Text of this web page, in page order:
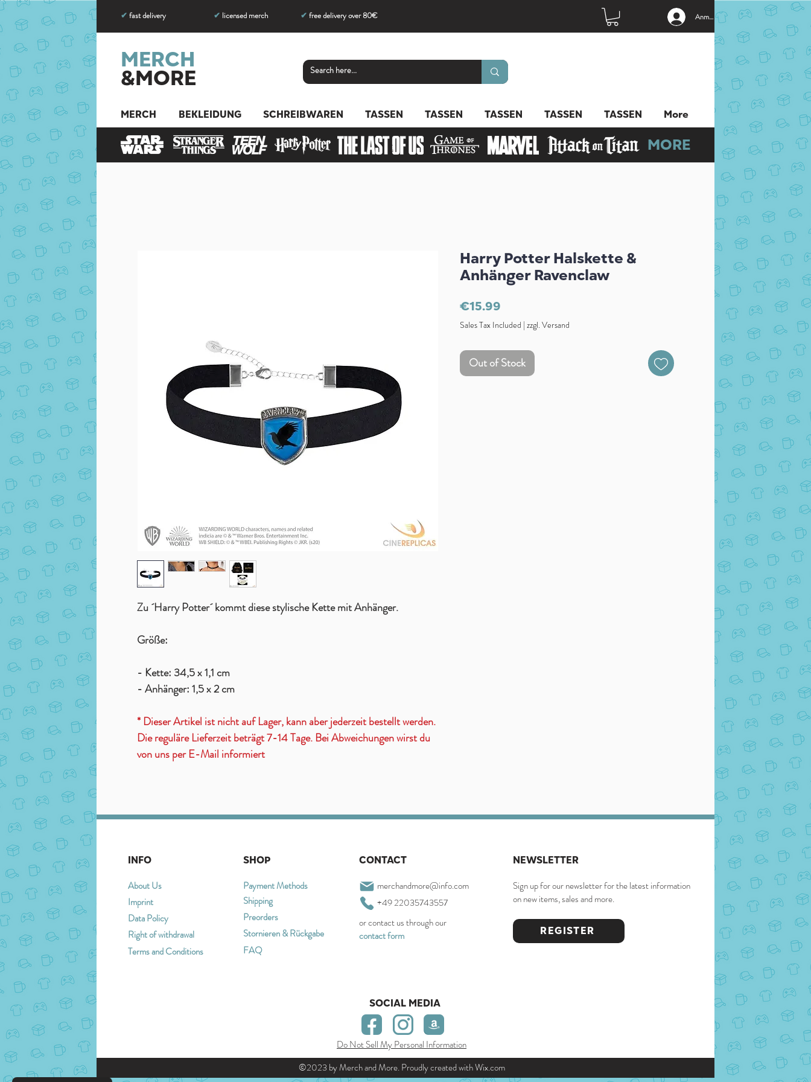
✔ fast delivery ✔ licensed merch ✔ free delivery over 80€ Anmelden
MERCH
&MORE
MERCH BEKLEIDUNG SCHREIBWAREN TASSEN TASSEN TASSEN TASSEN TASSEN More
MORE
Zu ´Harry Potter´ kommt diese stylische Kette mit Anhänger.
Größe:
- Kette: 34,5 x 1,1 cm
- Anhänger: 1,5 x 2 cm
* Dieser Artikel ist nicht auf Lager, kann aber jederzeit bestellt werden.
Die reguläre Lieferzeit beträgt 7-14 Tage. Bei Abweichungen wirst du
von uns per E-Mail informiert
Harry Potter Halskette &
Anhänger Ravenclaw
€15.99
Sales Tax Included | zzgl. Versand
Out of Stock
INFO
About Us
Imprint
Data Policy
Right of withdrawal
Terms and Conditions
SHOP
Payment Methods
Shipping
Preorders
Stornieren & Rückgabe
FAQ
CONTACT
merchandmore@info.com
+49 22035743557
or contact us through our
contact form
NEWSLETTER
Sign up for our newsletter for the latest information
on new items, sales and more.
REGISTER
SOCIAL MEDIA
Do Not Sell My Personal Information
©2023 by Merch and More. Proudly created withWix.com